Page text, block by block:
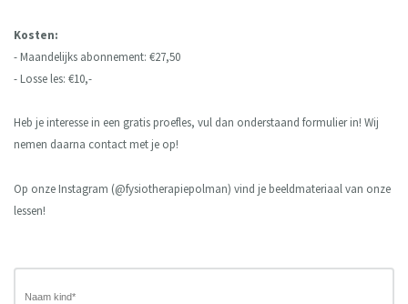
Kosten:
- Maandelijks abonnement: €27,50
- Losse les: €10,-
Heb je interesse in een gratis proefles, vul dan onderstaand formulier in! Wij
nemen daarna contact met je op!
Op onze Instagram (@fysiotherapiepolman) vind je beeldmateriaal van onze
lessen!